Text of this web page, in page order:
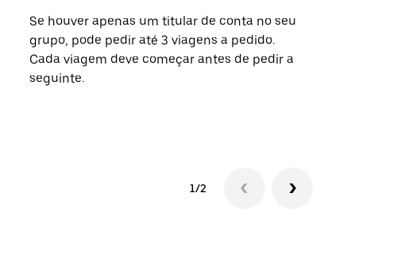
Se houver apenas um titular de conta no seu
grupo, pode pedir até 3 viagens a pedido.
Cada viagem deve começar antes de pedir a
seguinte.
1/2